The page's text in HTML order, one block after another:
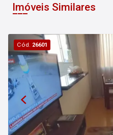
Imóveis Similares
Cód. 26601